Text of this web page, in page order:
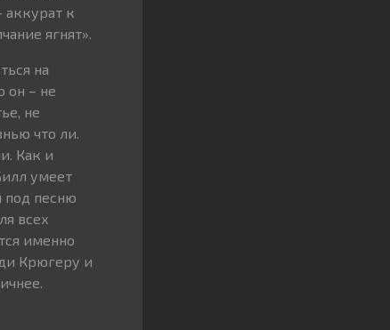
аккурат к
ягнят».
на
он – не
не
что ли.
Как и
умеет
под песню
всех
именно
Крюгеру и